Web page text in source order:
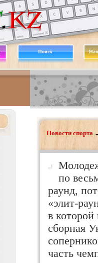
Поиск
Новости спорта
по
раунд,
«элит-
в которой
сборная
часть